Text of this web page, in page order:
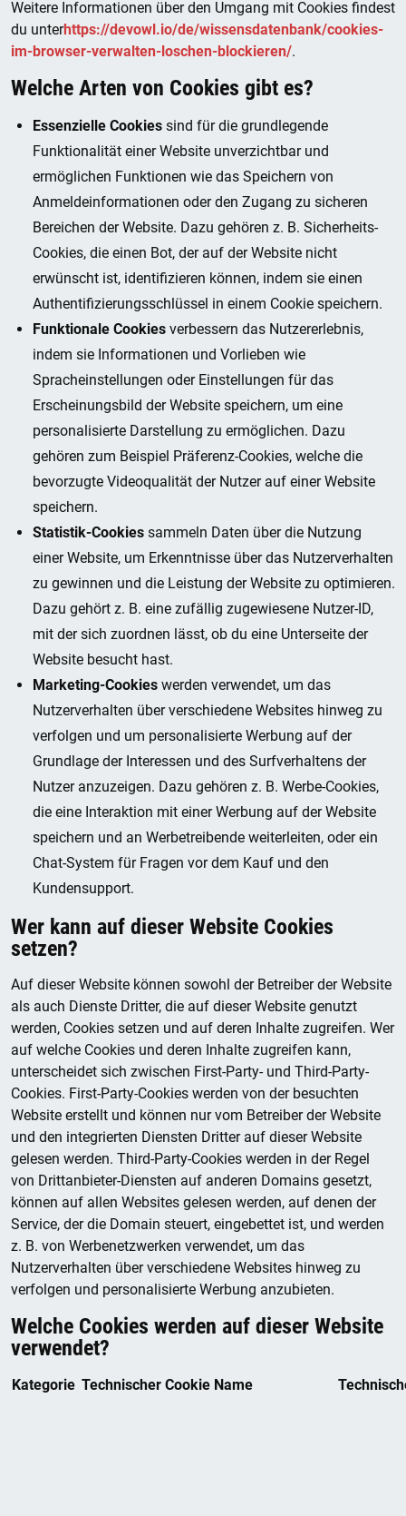
Weitere Informationen über den Umgang mit Cookies findest
du unterhttps://devowl.io/de/wissensdatenbank/cookies-
im-browser-verwalten-loschen-blockieren/.
Welche Arten von Cookies gibt es?
Essenzielle Cookies sind für die grundlegende
Funktionalität einer Website unverzichtbar und
ermöglichen Funktionen wie das Speichern von
Anmeldeinformationen oder den Zugang zu sicheren
Bereichen der Website. Dazu gehören z. B. Sicherheits-
Cookies, die einen Bot, der auf der Website nicht
erwünscht ist, identifizieren können, indem sie einen
Authentifizierungsschlüssel in einem Cookie speichern.
Funktionale Cookies verbessern das Nutzererlebnis,
indem sie Informationen und Vorlieben wie
Spracheinstellungen oder Einstellungen für das
Erscheinungsbild der Website speichern, um eine
personalisierte Darstellung zu ermöglichen. Dazu
gehören zum Beispiel Präferenz-Cookies, welche die
bevorzugte Videoqualität der Nutzer auf einer Website
speichern.
Statistik-Cookies sammeln Daten über die Nutzung
einer Website, um Erkenntnisse über das Nutzerverhalten
zu gewinnen und die Leistung der Website zu optimieren.
Dazu gehört z. B. eine zufällig zugewiesene Nutzer-ID,
mit der sich zuordnen lässt, ob du eine Unterseite der
Website besucht hast.
Marketing-Cookies werden verwendet, um das
Nutzerverhalten über verschiedene Websites hinweg zu
verfolgen und um personalisierte Werbung auf der
Grundlage der Interessen und des Surfverhaltens der
Nutzer anzuzeigen. Dazu gehören z. B. Werbe-Cookies,
die eine Interaktion mit einer Werbung auf der Website
speichern und an Werbetreibende weiterleiten, oder ein
Chat-System für Fragen vor dem Kauf und den
Kundensupport.
Wer kann auf dieser Website Cookies
setzen?
Auf dieser Website können sowohl der Betreiber der Website
als auch Dienste Dritter, die auf dieser Website genutzt
werden, Cookies setzen und auf deren Inhalte zugreifen. Wer
auf welche Cookies und deren Inhalte zugreifen kann,
unterscheidet sich zwischen First-Party- und Third-Party-
Cookies. First-Party-Cookies werden von der besuchten
Website erstellt und können nur vom Betreiber der Website
und den integrierten Diensten Dritter auf dieser Website
gelesen werden. Third-Party-Cookies werden in der Regel
von Drittanbieter-Diensten auf anderen Domains gesetzt,
können auf allen Websites gelesen werden, auf denen der
Service, der die Domain steuert, eingebettet ist, und werden
z. B. von Werbenetzwerken verwendet, um das
Nutzerverhalten über verschiedene Websites hinweg zu
verfolgen und personalisierte Werbung anzubieten.
Welche Cookies werden auf dieser Website
verwendet?
Kategorie Technischer Cookie Name